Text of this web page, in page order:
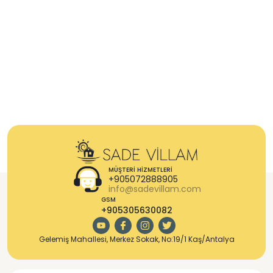
MÜŞTERI HIZMETLERI
+905072888905
info@sadevillam.com
GSM
+905305630082
Gelemiş Mahallesi, Merkez Sokak, No:19/1 Kaş/Antalya